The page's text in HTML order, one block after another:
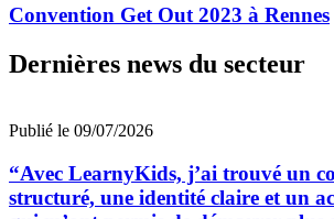
Convention Get Out 2023 à Rennes
Dernières news du secteur
Publié le 09/07/2026
“Avec LearnyKids, j’ai trouvé un
structuré, une identité claire et un